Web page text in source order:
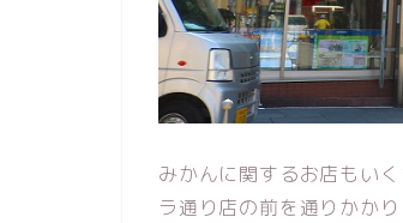
みかんに関するお店もい
ラ通り店の前を通りかかり